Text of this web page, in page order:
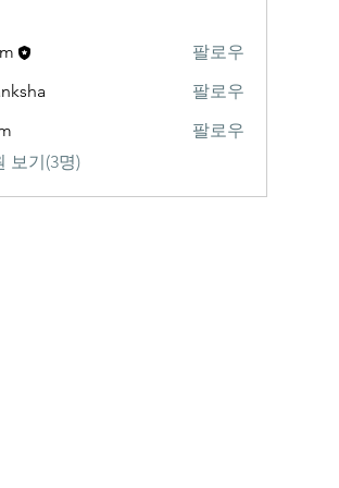
팔로우
팔로우
팔로우
보기(3명)